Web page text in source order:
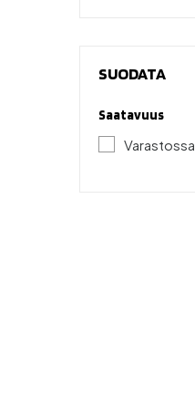
SUODATA
Saatavuus
Varastossa